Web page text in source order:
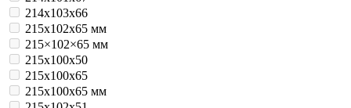
214х103х66
215x102x65 мм
215×102×65 мм
215х100х50
215х100х65
215х100х65 мм